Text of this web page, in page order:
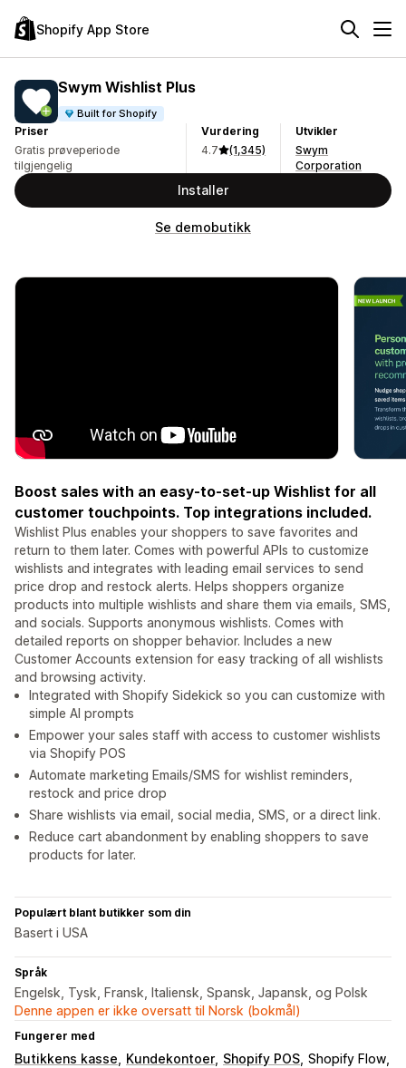
Shopify App Store
Swym Wishlist Plus
Built for Shopify
Priser
Gratis prøveperiode
tilgjengelig
Vurdering
4.7
(1,345)
Utvikler
Swym
Corporation
Installer
Se demobutikk
Boost sales with an easy-to-set-up Wishlist for all
customer touchpoints. Top integrations included.
Wishlist Plus enables your shoppers to save favorites and
return to them later. Comes with powerful APIs to customize
wishlists and integrates with leading email services to send
price drop and restock alerts. Helps shoppers organize
products into multiple wishlists and share them via emails, SMS,
and socials. Supports anonymous wishlists. Comes with
detailed reports on shopper behavior. Includes a new
Customer Accounts extension for easy tracking of all wishlists
and browsing activity.
Integrated with Shopify Sidekick so you can customize with
simple AI prompts
Empower your sales staff with access to customer wishlists
via Shopify POS
Automate marketing Emails/SMS for wishlist reminders,
restock and price drop
Share wishlists via email, social media, SMS, or a direct link.
Reduce cart abandonment by enabling shoppers to save
products for later.
Populært blant butikker som din
Basert i USA
Språk
Engelsk, Tysk, Fransk, Italiensk, Spansk, Japansk, og Polsk
Denne appen er ikke oversatt til Norsk (bokmål)
Fungerer med
Butikkens kasse Kundekontoer Shopify POS Shopify Flow